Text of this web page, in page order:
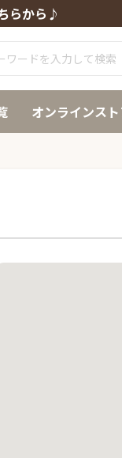
らから♪
オンラインス